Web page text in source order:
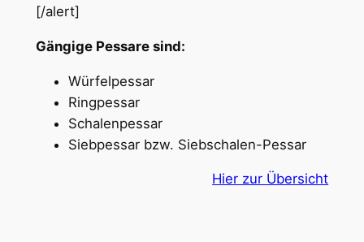
[/alert]
Gängige Pessare sind:
Würfelpessar
Ringpessar
Schalenpessar
Siebpessar bzw. Siebschalen-Pessar
Hier zur Übersicht